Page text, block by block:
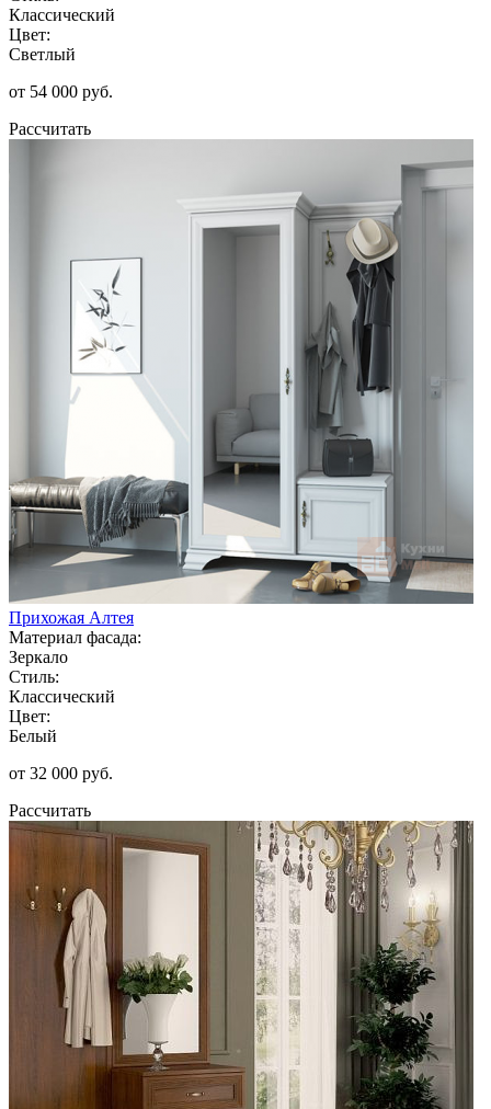
Классический
Цвет:
Светлый
от 54 000 руб.
Рассчитать
Прихожая Алтея
Материал фасада:
Зеркало
Стиль:
Классический
Цвет:
Белый
от 32 000 руб.
Рассчитать